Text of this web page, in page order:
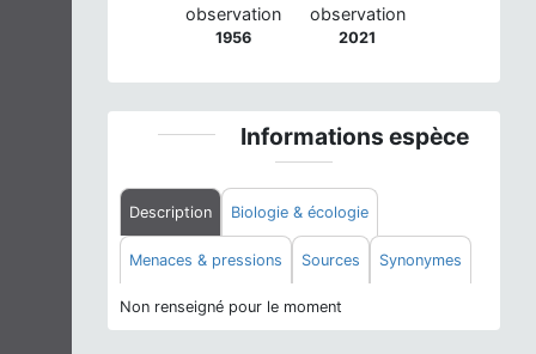
observation
1956
observation
2021
Informations espèce
Description Biologie & écologie
Menaces & pressions Sources Synonymes
Non renseigné pour le moment